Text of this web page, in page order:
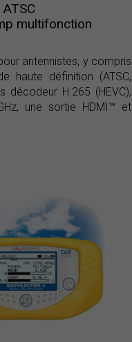
multifonction
antennistes, y compris
haute définition (ATSC,
décodeur H.265 (HEVC),
une sortie HDMI™ et